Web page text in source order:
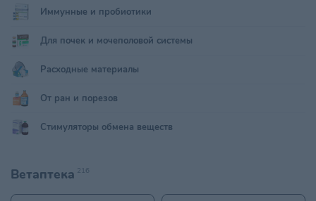
Иммунные и пробиотики
Для почек и мочеполовой системы
Расходные материалы
От ран и порезов
Стимуляторы обмена веществ
Ветаптека 216